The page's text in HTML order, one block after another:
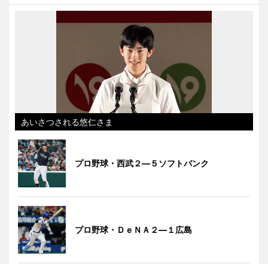
あいさつされる悠仁さま
プロ野球・西武２―５ソフトバンク
プロ野球・ＤｅＮＡ２―１広島